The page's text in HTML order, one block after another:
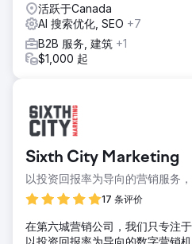
活跃于Canada
AI 搜索优化, SEO +7
B2B 服务, 建筑 +1
$1,000 起
Sixth City Marketing
以投资回报率为导向的营销服务
17 条评价
在第六城营销公司，我们只专注
以投资回报率为导向的数字营销